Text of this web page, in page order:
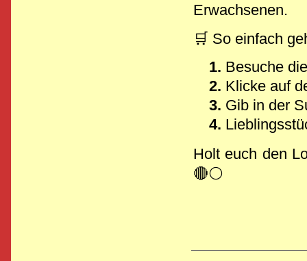
Erwachsenen.
🛒 So einfach
Besuche
Klicke auf
Gib in der
Holt euch den
🔴⚪